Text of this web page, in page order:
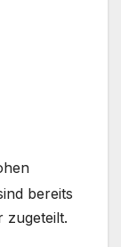
bereits
zugeteilt.